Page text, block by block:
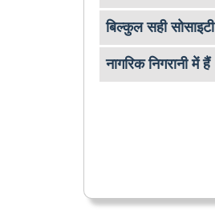
बिल्कुल सही सोसाइटी
नागरिक निगरानी में हैं